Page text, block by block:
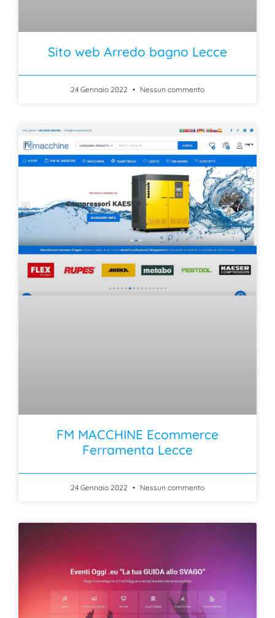
Sito web Arredo bagno Lecce
24 Gennaio 2022 Nessun commento
FM MACCHINE Ecommerce
Ferramenta Lecce
24 Gennaio 2022 Nessun commento